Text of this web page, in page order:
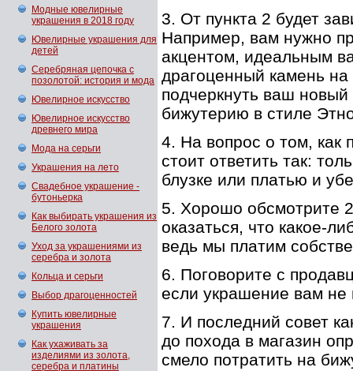
Модные ювелирные
украшения в 2018 году
Ювелирные украшения для
детей
Серебряная цепочка с
позолотой: история и мода
Ювелирное искусство
Ювелирное искусство
древнего мира
Мода на серьги
Украшения на лето
Свадебное украшение -
бутоньерка
Как выбирать украшения из
Белого золота
Уход за украшениями из
серебра и золота
Кольца и серьги
Выбор драгоценностей
Купить ювелирные
украшения
Как ухаживать за
изделиями из золота,
серебра и платины
3. От пункта 2 будет
Например, вам нужно
акцентом, идеальным
драгоценный камень
подчеркнуть ваш
бижутерию в стиле
4. На вопрос о том, как
стоит ответить так:
блузке или платью и
5. Хорошо обсмотрите
оказаться, что какое-
ведь мы платим
6. Поговорите с
если украшение вам не
7. И последний совет
до похода в магазин
смело потратить на